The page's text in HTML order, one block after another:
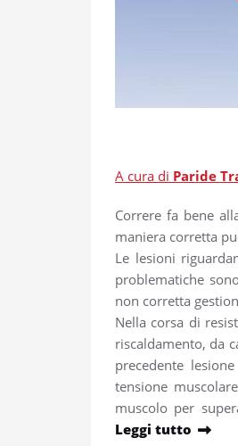
A cura di Paride
Correre fa bene
maniera corretta
Le lesioni
problematiche
non corretta
Nella corsa di
riscaldamento, da
precedente
tensione
muscolo per
Leggi tutto